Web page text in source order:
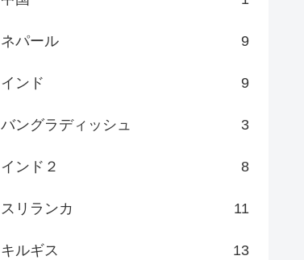
ネパール 9
インド 9
バングラディッシュ 3
インド２ 8
スリランカ 11
キルギス 13